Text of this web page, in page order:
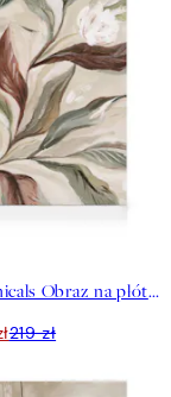
Rustic Botanicals Obraz na płótnie
219 zł